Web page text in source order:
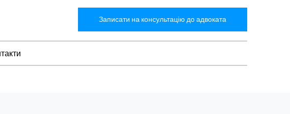
Записати на консультацію до адвоката